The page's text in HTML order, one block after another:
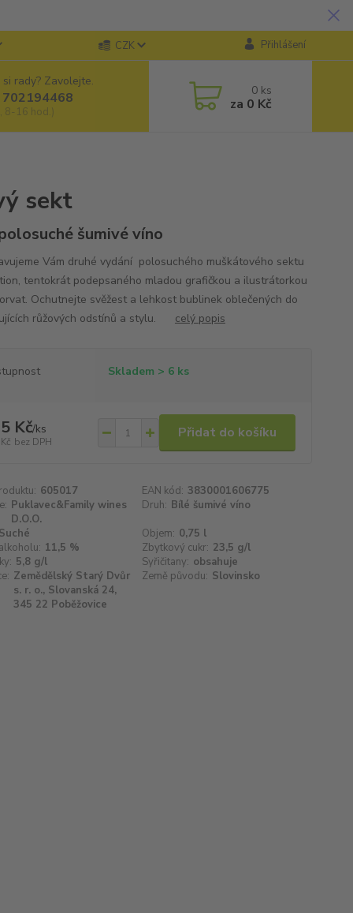
CZK Přihlášení
rady? Zavolejte.
8-16 hod.)
0 ks
za 0 Kč
sekt
šumivé víno
Vám druhé vydání polosuchého muškátového sektu
tentokrát podepsaného mladou grafičkou a ilustrátorkou
Ochutnejte svěžest a lehkost bublinek oblečených do
růžových odstínů a stylu. celý popis
Skladem > 6 ks
Kč/ks
bez DPH
Přidat do košíku
605017 EAN kód: 3830001606775
Puklavec&Family wines
D.O.O.
Druh: Bílé šumivé víno
Objem: 0,75 l
11,5 % Zbytkový cukr: 23,5 g/l
5,8 g/l Syřičitany: obsahuje
Zemědělský Starý Dvůr
s. r. o., Slovanská 24,
345 22 Poběžovice
Země původu: Slovinsko